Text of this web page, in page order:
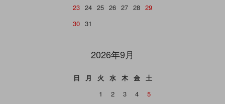
23 24 25 26 27 28 29
30 31
2026年9月
日 月 火 水 木 金
土
1
2 3 4
5